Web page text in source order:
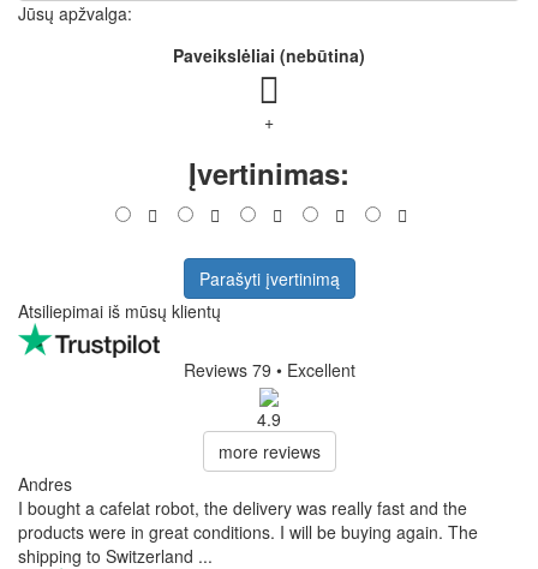
Jūsų apžvalga:
Paveikslėliai (nebūtina)
+
Įvertinimas:
Parašyti įvertinimą
Atsiliepimai iš mūsų klientų
Reviews 79 • Excellent
4.9
more reviews
Andres
I bought a cafelat robot, the delivery was really fast and the
products were in great conditions. I will be buying again. The
shipping to Switzerland ...